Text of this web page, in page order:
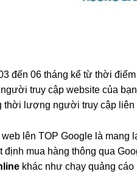
đến 06 tháng kể từ thời
truy cập website của
thời lượng người truy cập liên
lên TOP Google là mang
mua hàng thông qua
khác như chạy quảng